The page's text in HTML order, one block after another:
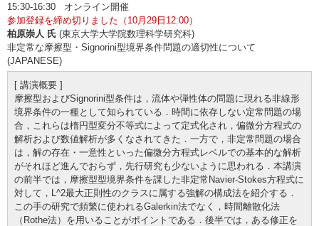
15:30-16:30 オンライン開催
参加登録を締め切りました（10月29日12:00）
柏原崇人 氏 (東京大学大学院数理科学研究科)
非定常な摩擦型・Signorini型境界条件問題の適切性について
(JAPANESE)
[ 講演概要 ]
摩擦型およびSignorini型条件は，流体や弾性体の問題に現れる非線形
境界条件の一種として知られている．時間に依存しない定常問題の場
合，これらは楕円型変分不等式によって定式化され，偏微分方程式の
解析および数値解析が多くなされてきた．一方で，非定常問題の場合
は，解の存在・一意性といった偏微分方程式レベルでの基本的な解析
がそれほど進んでおらず，先行研究も少ないように思われる．本講演
の前半では，摩擦型型境界条件を課した非定常Navier-Stokes方程式に
対して，L^2最大正則性のクラスに属する強解の構成法を紹介する．
この手の研究で頻繁に使われるGalerkin法でなく，時間離散化法
（Rothe法）を用いることがポイントである．後半では，ある修正を